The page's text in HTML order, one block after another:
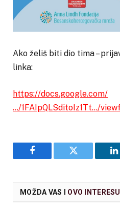
Ako želiš biti dio tima –
linka:
https://docs.google.com/
…/1FAIpQLSditoIz1Tt…/
Facebook Twitter
MOŽDA VAS I OVO